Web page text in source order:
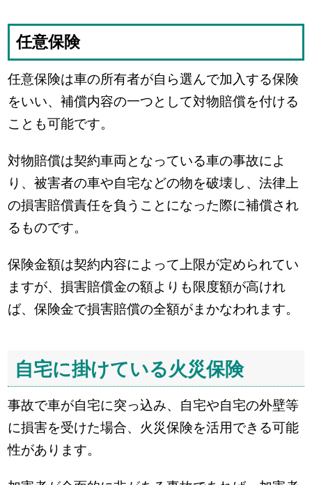
任意保険
任意保険は車の所有者が自ら選んで加入する保険
をいい、補償内容の一つとして対物賠償を付ける
ことも可能です。
対物賠償は契約車両となっている車の事故によ
り、被害者の車や自宅などの物を破壊し、法律上
の損害賠償責任を負うことになった際に補償され
るものです。
保険金額は契約内容によって上限が定められてい
ますが、損害賠償金の額よりも限度額が高けれ
ば、保険金で損害賠償の全額がまかなわれます。
自宅に掛けている火災保険
事故で車が自宅に突っ込み、自宅や自宅の外壁等
に損害を受けた場合、火災保険を活用できる可能
性があります。